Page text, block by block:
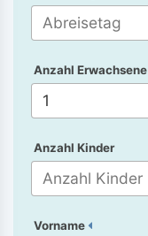
Anzahl Erwachsene
Anzahl Kinder
Vorname